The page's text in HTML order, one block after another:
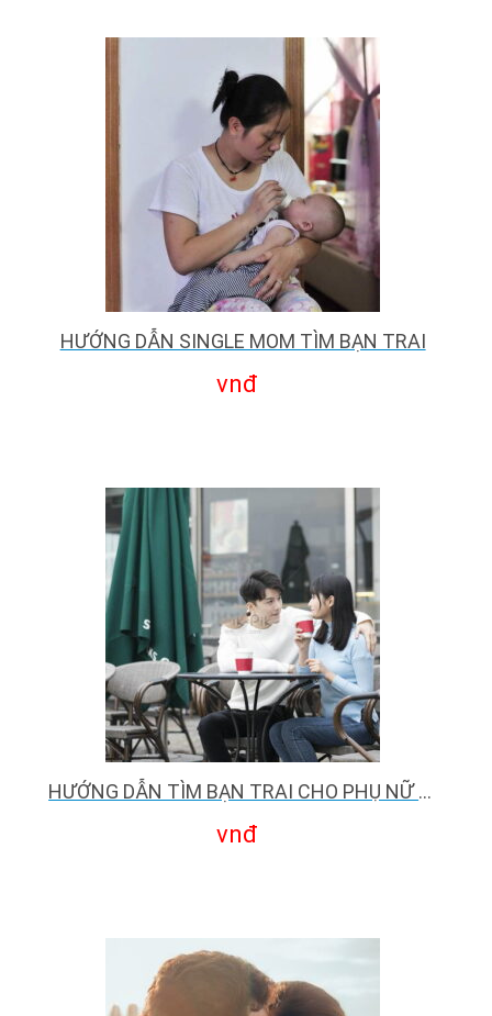
HƯỚNG DẪN SINGLE MOM TÌM BẠN TRAI
vnđ
HƯỚNG DẪN TÌM BẠN TRAI CHO PHỤ NỮ ĐƠN THÂN
vnđ